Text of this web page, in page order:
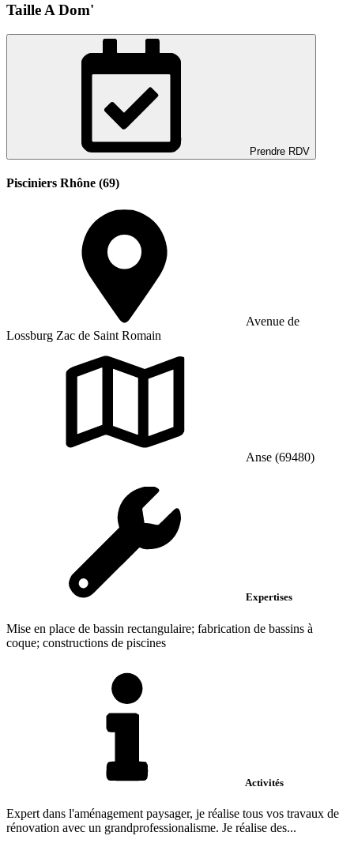
Taille A Dom'
Prendre RDV
Pisciniers Rhône (69)
Avenue de
Lossburg Zac de Saint Romain
Anse (69480)
Expertises
Mise en place de bassin rectangulaire; fabrication de bassins à
coque; constructions de piscines
Activités
Expert dans l'aménagement paysager, je réalise tous vos travaux de
rénovation avec un grandprofessionalisme. Je réalise des...